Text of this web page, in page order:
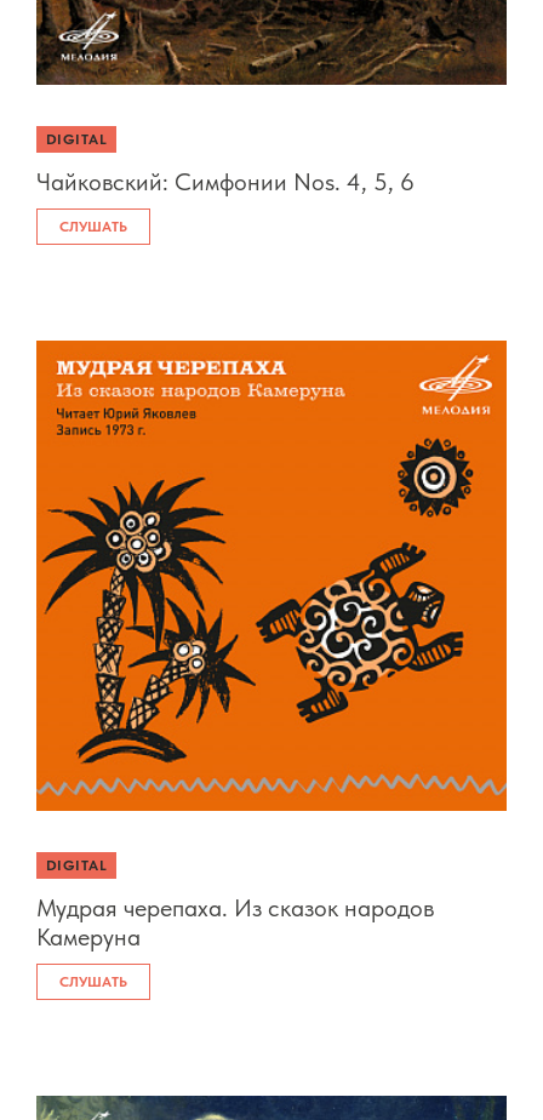
DIGITAL
Чайковский: Симфонии Nos. 4, 5, 6
СЛУШАТЬ
DIGITAL
Мудрая черепаха. Из сказок народов
Камеруна
СЛУШАТЬ